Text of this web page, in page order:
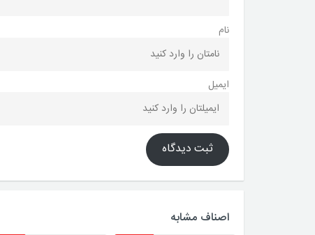
نام
ایمیل
ثبت دیدگاه
اصناف مشابه